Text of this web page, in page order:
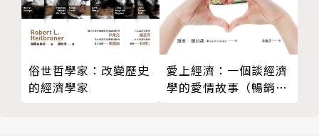
文似醫藥足以救生命
慎言如妙文
智慧已開門
言武門由許宏老師於2015年8月28日正式創立，以期
將中華民族的古老智慧，經過更縝密的整理重建後，透
從不間斷
從新定義
陰陽相對論
善用你的情
喜羊羊與灰太狼
俗世哲學家：改變歷史
的經濟學家
愛上經濟：一個談經濟
學的愛情故事（暢銷紀